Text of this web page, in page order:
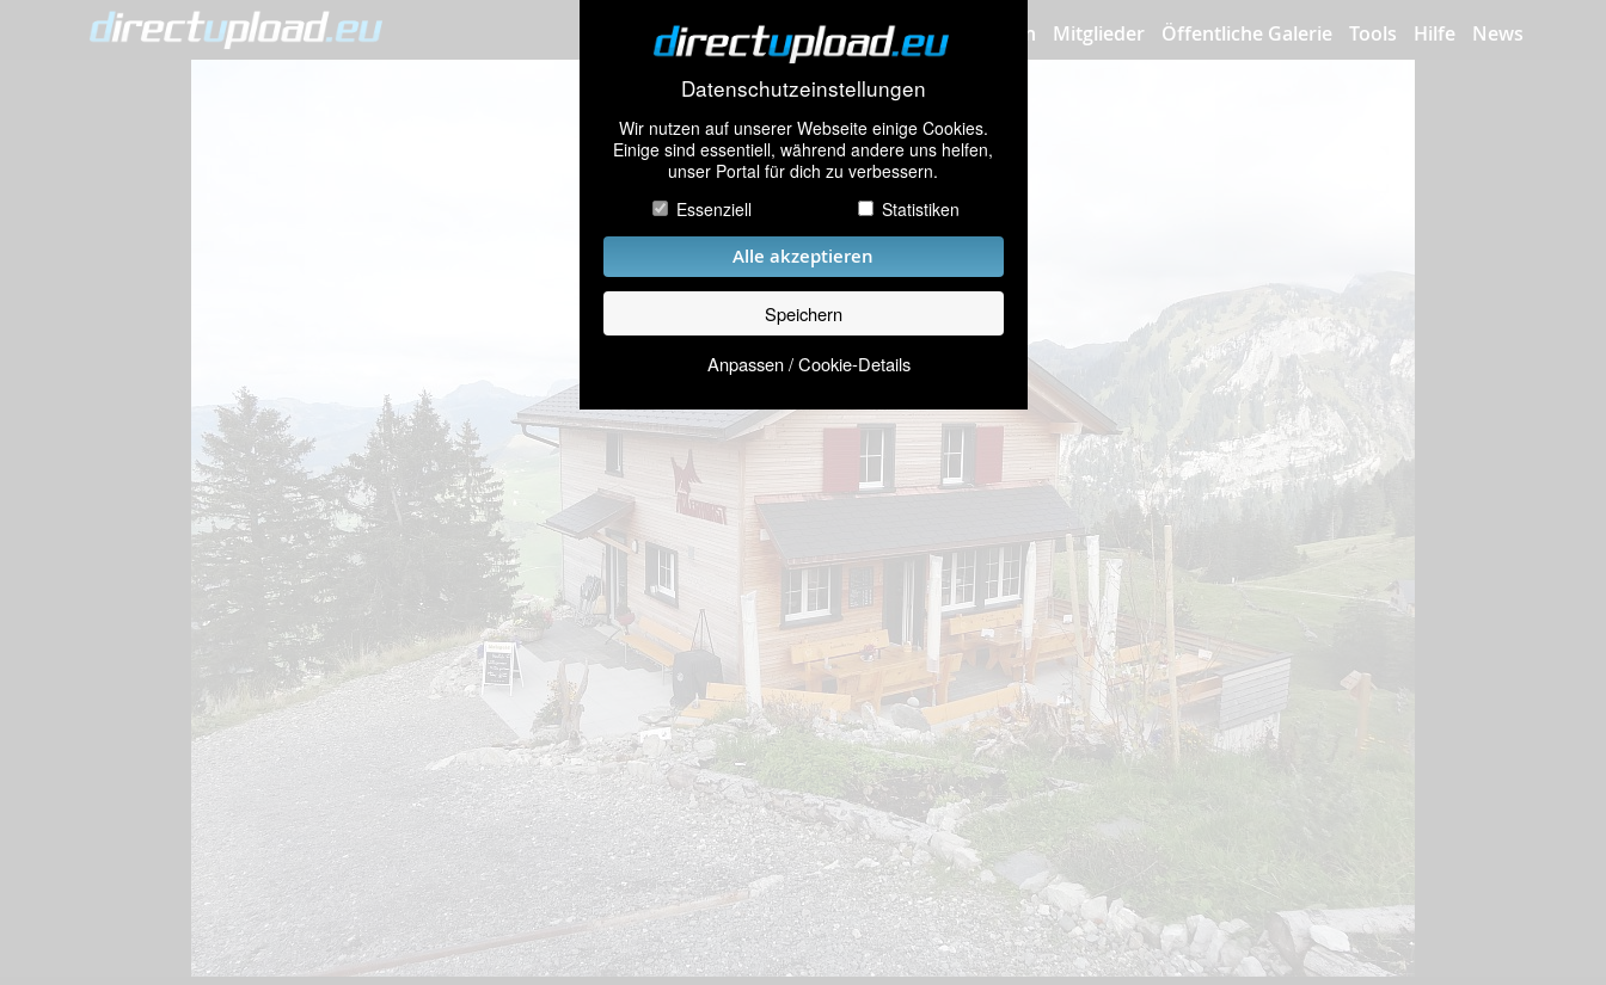
Datenschutzeinstellungen
Wir nutzen auf unserer Webseite einige Cookies.
Einige sind essentiell, während andere uns helfen,
unser Portal für dich zu verbessern.
Essenziell
Statistiken
Alle akzeptieren
Speichern
Anpassen / Cookie-Details
Bilder hochladen Mitglieder Öffentliche Galerie Tools Hilfe News